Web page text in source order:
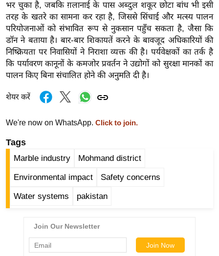
ऑ
टो
व
र्ल्ड
न्यू
ज
फ
नो
रं
ज
भर चुका है, जबकि ग़लानाई के पास अब्दुल शकूर छोटा बांध भी इसी
तरह के खतरे का सामना कर रहा है, जिससे सिंचाई और मत्स्य पालन
परियोजनाओं को संभावित रूप से नुकसान पहुँच सकता है, जैसा कि
डॉन ने बताया है। बार-बार शिकायतें करने के बावजूद अधिकारियों की
निष्क्रियता पर निवासियों ने निराशा व्यक्त की है। पर्यवेक्षकों का तर्क है
कि पर्यावरण कानूनों के कमजोर प्रवर्तन ने उद्योगों को सुरक्षा मानकों का
पालन किए बिना संचालित होने की अनुमति दी है।
शेयर करें
We're now on WhatsApp. Click to join.
Tags
Marble industry Mohmand district
Environmental impact Safety concerns
Water systems pakistan